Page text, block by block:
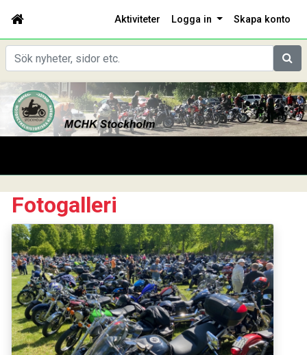
Aktiviteter Logga in Skapa konto
Sök
Fotogalleri